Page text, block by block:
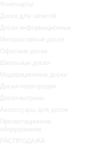
Флипчарты
Доски для записей
Доски информационные
Интерактивные доски
Офисные доски
Школьные доски
Модерационные доски
Доски-перегородки
Доски-витрины
Аксессуары для досок
Презентационное
оборудование
РАСПРОДАЖА